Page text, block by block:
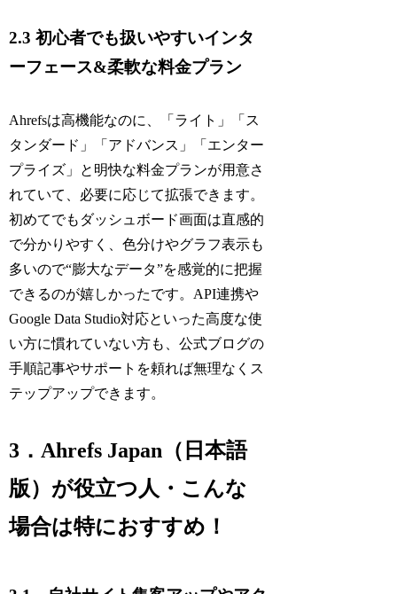
2.3 初心者でも扱いやすいインタ
ーフェース&柔軟な料金プラン
Ahrefsは高機能なのに、「ライト」「ス
タンダード」「アドバンス」「エンター
プライズ」と明快な料金プランが用意さ
れていて、必要に応じて拡張できます。
初めてでもダッシュボード画面は直感的
で分かりやすく、色分けやグラフ表示も
多いので“膨大なデータ”を感覚的に把握
できるのが嬉しかったです。API連携や
Google Data Studio対応といった高度な使
い方に慣れていない方も、公式ブログの
手順記事やサポートを頼れば無理なくス
テップアップできます。
3．Ahrefs Japan（日本語
版）が役立つ人・こんな
場合は特におすすめ！